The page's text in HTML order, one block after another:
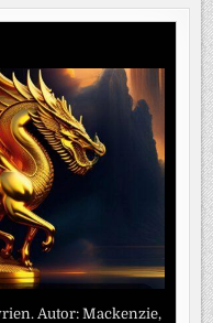
Autor: Mackenzie,